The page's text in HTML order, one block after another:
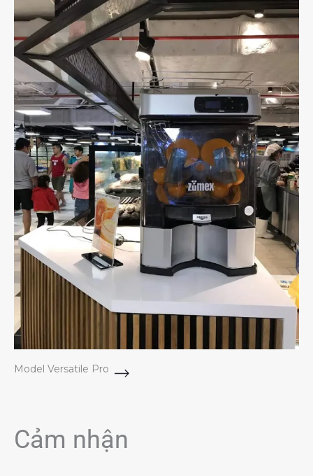
Model Versatile Pro
Cảm nhận